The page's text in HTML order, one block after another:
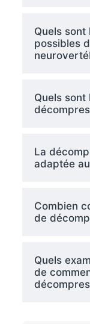
Quels
possibles
Quels sont
La
adaptée
Combien
de
Quels
de